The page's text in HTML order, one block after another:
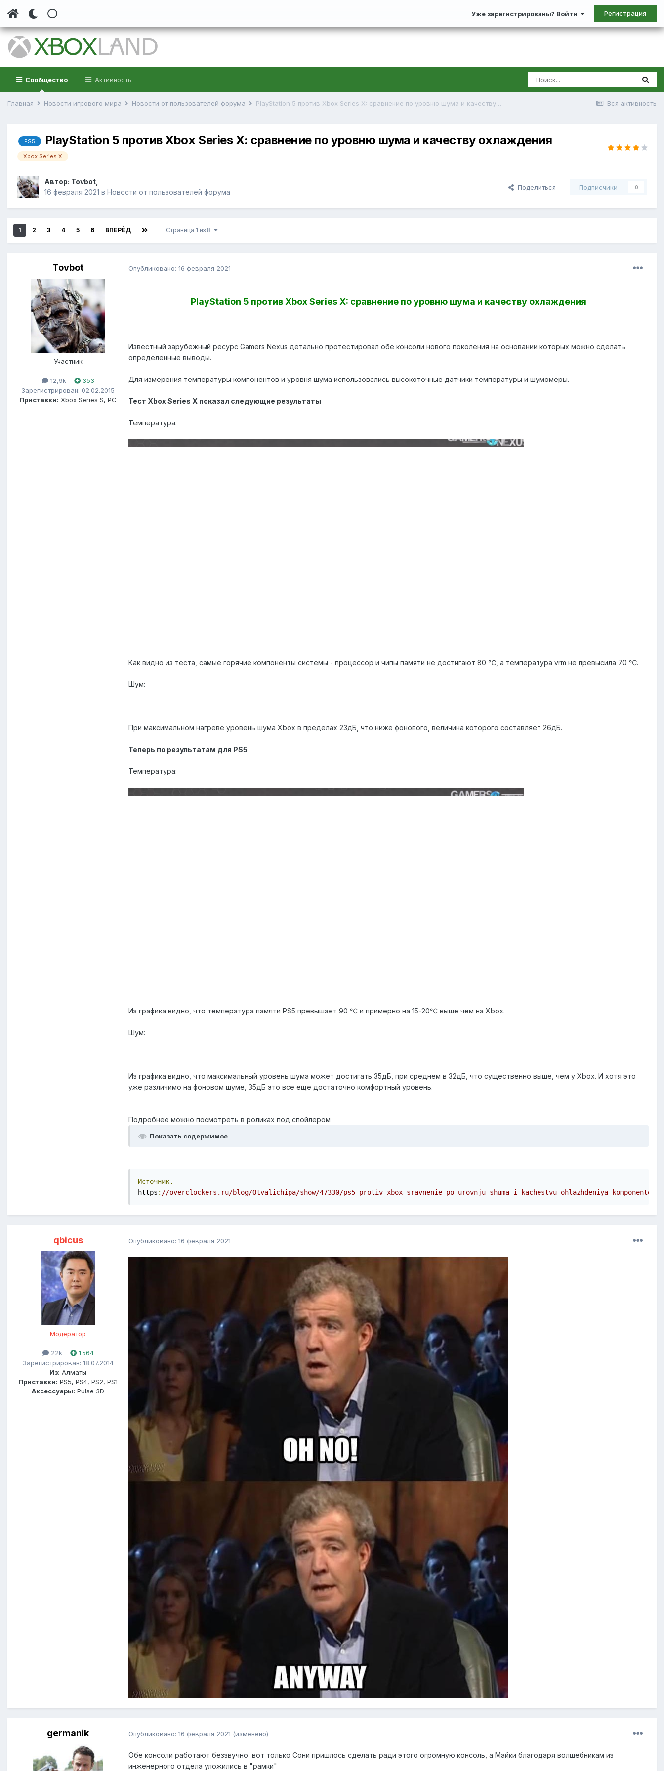
Уже зарегистрированы? Войти Регистрация
Сообщество Активность
Вся активность
Главная Новости игрового мира Новости от пользователей форума PlayStation 5 против Xbox Series X: сравнение по уровню шума и качеству охлаждения
PS5 PlayStation 5 против Xbox Series X: сравнение по уровню шума и качеству охлаждения
Xbox Series X
Автор: Tovbot
16 февраля 2021 в Новости от пользователей форума
Поделиться Подписчики 0
1 2 3 4 5 6 ВПЕРЁД Страница 1 из 8
Tovbot
Участник
12,9k
353
Зарегистрирован: 02.02.2015
Приставки: Xbox Series S, PC
Опубликовано: 16 февраля 2021
PlayStation 5 против Xbox Series X: сравнение по уровню шума и качеству охлаждения
Известный зарубежный ресурс Gamers Nexus детально протестировал обе консоли нового поколения на основании которых можно сделать
определенные выводы.
Для измерения температуры компонентов и уровня шума использовались высокоточные датчики температуры и шумомеры.
Тест Xbox Series X показал следующие результаты
Температура:
Как видно из теста, самые горячие компоненты системы - процессор и чипы памяти не достигают 80 ℃, а температура vrm не превысила 70 ℃.
Шум:
При максимальном нагреве уровень шума Xbox в пределах 23дБ, что ниже фонового, величина которого составляет 26дБ.
Теперь по результатам для PS5
Температура:
Из графика видно, что температура памяти PS5 превышает 90 ℃ и примерно на 15-20℃ выше чем на Xbox.
Шум:
Из графика видно, что максимальный уровень шума может достигать 35дБ, при среднем в 32дБ, что существенно выше, чем у Xbox. И хотя это
уже различимо на фоновом шуме, 35дБ это все еще достаточно комфортный уровень.
Подробнее можно посмотреть в роликах под спойлером
Показать содержимое
Источник:
https : //overclockers.ru/blog/Otvalichipa/show/47330/ps5-protiv-xbox-sravnenie-po-urovnju-shuma-i-kachestvu-ohlazhdeniya-komponentov
qbicus
Модератор
22k
1 564
Зарегистрирован: 18.07.2014
Из: Алматы
Приставки: PS5, PS4, PS2, PS1
Аксессуары: Pulse 3D
Опубликовано: 16 февраля 2021
germanik Опубликовано: 16 февраля 2021 (изменено)
Обе консоли работают беззвучно, вот только Сони пришлось сделать ради этого огромную консоль, а Майки благодаря волшебникам из
инженерного отдела уложились в "рамки"